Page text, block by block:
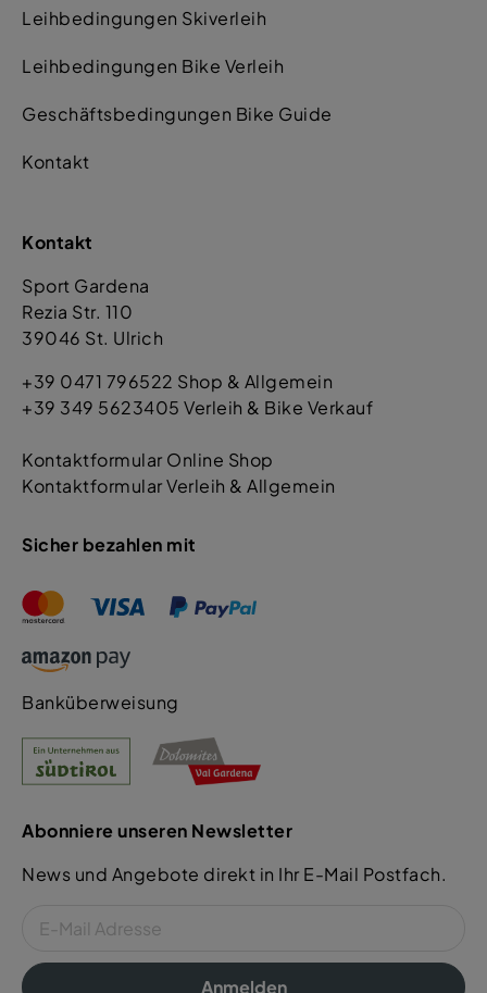
Leihbedingungen Skiverleih
Leihbedingungen Bike Verleih
Geschäftsbedingungen Bike Guide
Kontakt
Kontakt
Sport Gardena
Rezia Str. 110
39046 St. Ulrich
+39 0471 796522 Shop & Allgemein
+39 349 5623405 Verleih & Bike Verkauf
Kontaktformular Online Shop
Kontaktformular Verleih & Allgemein
Sicher bezahlen mit
Banküberweisung
Abonniere unseren Newsletter
News und Angebote direkt in Ihr E-Mail Postfach.
Anmelden